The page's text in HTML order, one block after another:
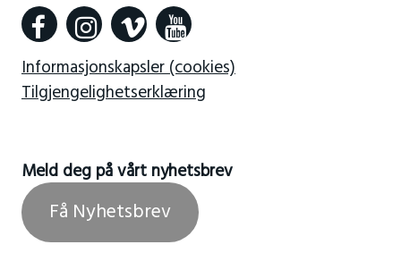
Informasjonskapsler (cookies)
Tilgjengelighetserklæring
Meld deg på vårt nyhetsbrev
Få Nyhetsbrev